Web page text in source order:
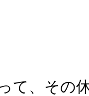
て、その